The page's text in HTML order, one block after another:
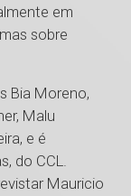
em
sobre
Bia Moreno,
Malu
e é
do CCL.
Mauricio